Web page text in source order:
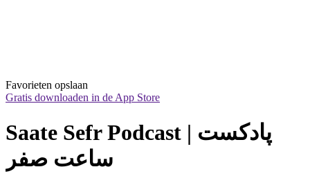
Favorieten opslaan
Gratis downloaden in de App Store
Saate Sefr Podcast | پادکست
ساعت صفر